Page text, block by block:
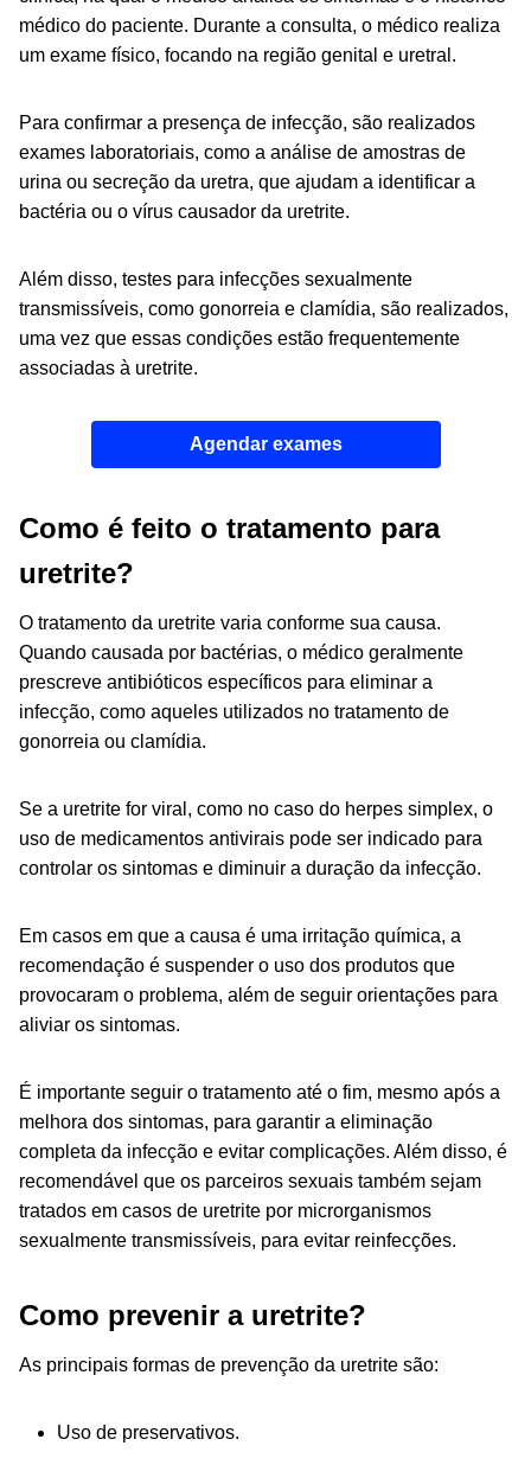
médico do paciente. Durante a consulta, o médico realiza
um exame físico, focando na região genital e uretral.
Para confirmar a presença de infecção, são realizados
exames laboratoriais, como a análise de amostras de
urina ou secreção da uretra, que ajudam a identificar a
bactéria ou o vírus causador da uretrite.
Além disso, testes para infecções sexualmente
transmissíveis, como gonorreia e clamídia, são realizados,
uma vez que essas condições estão frequentemente
associadas à uretrite.
Agendar exames
Como é feito o tratamento para
uretrite?
O tratamento da uretrite varia conforme sua causa.
Quando causada por bactérias, o médico geralmente
prescreve antibióticos específicos para eliminar a
infecção, como aqueles utilizados no tratamento de
gonorreia ou clamídia.
Se a uretrite for viral, como no caso do herpes simplex, o
uso de medicamentos antivirais pode ser indicado para
controlar os sintomas e diminuir a duração da infecção.
Em casos em que a causa é uma irritação química, a
recomendação é suspender o uso dos produtos que
provocaram o problema, além de seguir orientações para
aliviar os sintomas.
É importante seguir o tratamento até o fim, mesmo após a
melhora dos sintomas, para garantir a eliminação
completa da infecção e evitar complicações. Além disso, é
recomendável que os parceiros sexuais também sejam
tratados em casos de uretrite por microrganismos
sexualmente transmissíveis, para evitar reinfecções.
Como prevenir a uretrite?
As principais formas de prevenção da uretrite são:
Uso de preservativos.